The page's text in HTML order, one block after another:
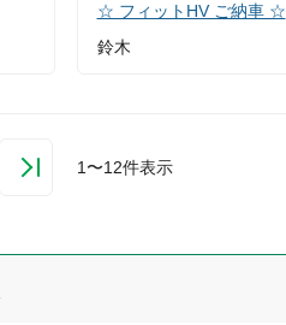
☆ フィットHV ご納車 ☆
鈴木
1 〜12件表示